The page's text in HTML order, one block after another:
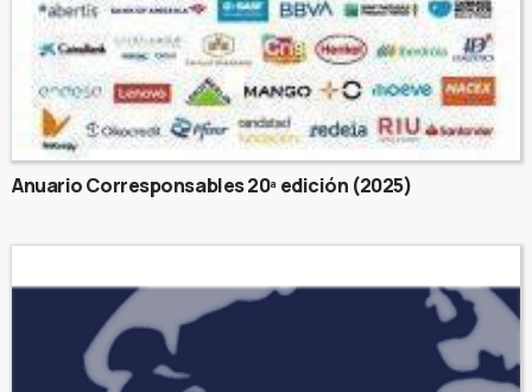
Anuario Corresponsables 20ª edición (2025)